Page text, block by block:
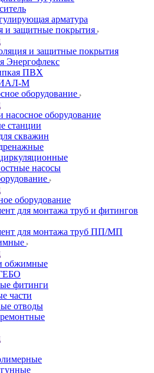
арматура
и защитные покрытия
и защитные покрытия
Энергофлекс
ПВХ
М
оборудование
насосное оборудование
станции
скважин
насосы
оборудование
для монтажа труб и фитингов
для монтажа труб ПП/МП
обжимные
фитинги
части
отводы